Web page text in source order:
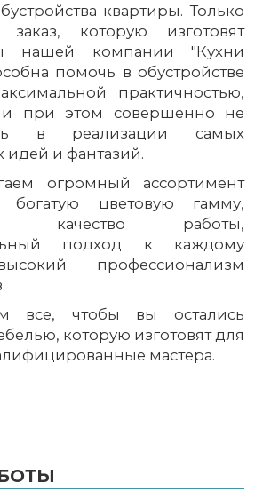
квартиры. Только
которую изготовят
нашей компании "Кухни
помочь в обустройстве
практичностью,
при этом совершенно не
в реализации самых
идей и фантазий.
огромный ассортимент
богатую цветовую гамму,
качество работы,
подход к каждому
профессионализм
все, чтобы вы остались
которую изготовят для
мастера.